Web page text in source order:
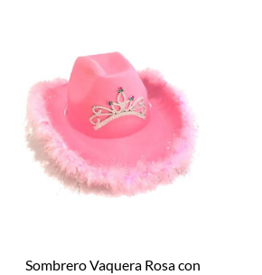
Sombrero Vaquera Rosa con